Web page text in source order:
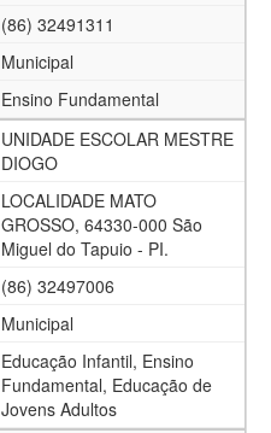
(86) 32491311
Municipal
Ensino Fundamental
UNIDADE ESCOLAR MESTRE
DIOGO
LOCALIDADE MATO
GROSSO, 64330-000 São
Miguel do Tapuio - PI.
(86) 32497006
Municipal
Educação Infantil, Ensino
Fundamental, Educação de
Jovens Adultos